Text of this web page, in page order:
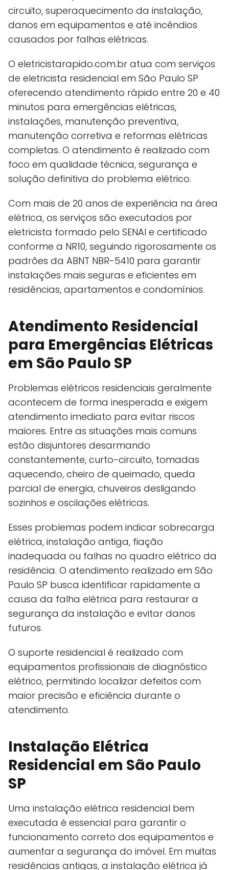
circuito, superaquecimento da instalação,
danos em equipamentos e até incêndios
causados por falhas elétricas.
O eletricistarapido.com.br atua com serviços
de eletricista residencial em São Paulo SP
oferecendo atendimento rápido entre 20 e 40
minutos para emergências elétricas,
instalações, manutenção preventiva,
manutenção corretiva e reformas elétricas
completas. O atendimento é realizado com
foco em qualidade técnica, segurança e
solução definitiva do problema elétrico.
Com mais de 20 anos de experiência na área
elétrica, os serviços são executados por
eletricista formado pelo SENAI e certificado
conforme a NR10, seguindo rigorosamente os
padrões da ABNT NBR-5410 para garantir
instalações mais seguras e eficientes em
residências, apartamentos e condomínios.
Atendimento Residencial
para Emergências Elétricas
em São Paulo SP
Problemas elétricos residenciais geralmente
acontecem de forma inesperada e exigem
atendimento imediato para evitar riscos
maiores. Entre as situações mais comuns
estão disjuntores desarmando
constantemente, curto-circuito, tomadas
aquecendo, cheiro de queimado, queda
parcial de energia, chuveiros desligando
sozinhos e oscilações elétricas.
Esses problemas podem indicar sobrecarga
elétrica, instalação antiga, fiação
inadequada ou falhas no quadro elétrico da
residência. O atendimento realizado em São
Paulo SP busca identificar rapidamente a
causa da falha elétrica para restaurar a
segurança da instalação e evitar danos
futuros.
O suporte residencial é realizado com
equipamentos profissionais de diagnóstico
elétrico, permitindo localizar defeitos com
maior precisão e eficiência durante o
atendimento.
Instalação Elétrica
Residencial em São Paulo
SP
Uma instalação elétrica residencial bem
executada é essencial para garantir o
funcionamento correto dos equipamentos e
aumentar a segurança do imóvel. Em muitas
residências antigas, a instalação elétrica já